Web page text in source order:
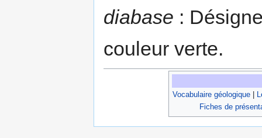
diabase :
couleur verte.
Vocabulaire géologique|
Fiches de